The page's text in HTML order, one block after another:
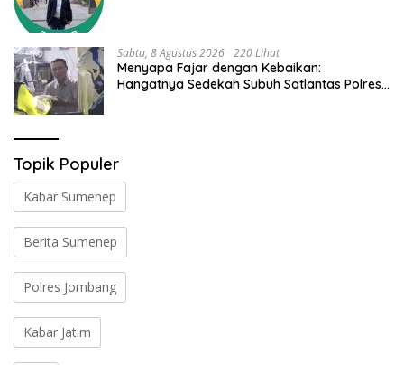
Sabtu, 8 Agustus 2026 220 Lihat
Menyapa Fajar dengan Kebaikan:
Hangatnya Sedekah Subuh Satlantas Polres
Topik Populer
Kabar Sumenep
Berita Sumenep
Polres Jombang
Kabar Jatim